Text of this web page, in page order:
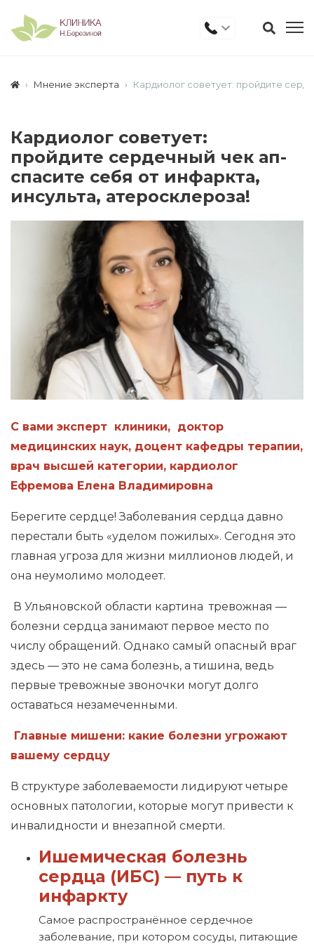
Мнение эксперта Кардиолог советует: пройдите
Кардиолог советует:
пройдите сердечный чек ап-
спасите себя от инфаркта,
инсульта, атеросклероза!
С вами эксперт клиники, доктор
медицинских наук, доцент кафедры терапии,
врач высшей категории, кардиолог
Ефремова Елена Владимировна
Берегите сердце! Заболевания сердца давно
перестали быть «уделом пожилых». Сегодня это
главная угроза для жизни миллионов людей, и
она неумолимо молодеет.
В Ульяновской области картина тревожная —
болезни сердца занимают первое место по
числу обращений. Однако самый опасный враг
здесь — это не сама болезнь, а тишина, ведь
первые тревожные звоночки могут долго
оставаться незамеченными.
Главные мишени: какие болезни угрожают
вашему сердцу
В структуре заболеваемости лидируют четыре
основных патологии, которые могут привести к
инвалидности и внезапной смерти.
Ишемическая болезнь
сердца (ИБС) — путь к
инфаркту
Самое распространённое сердечное
заболевание, при котором сосуды, питающие